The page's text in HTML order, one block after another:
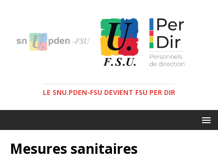
LE SNU.PDEN-FSU DEVIENT FSU PER DIR
Mesures sanitaires